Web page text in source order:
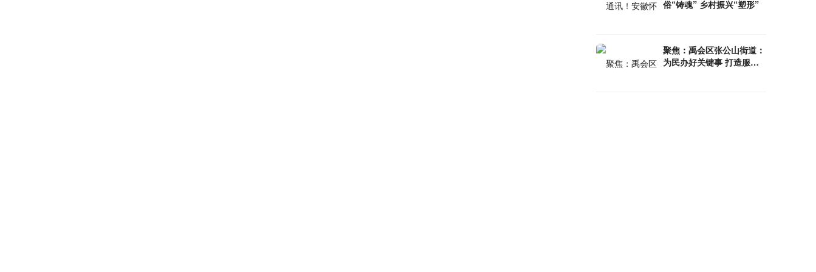
俗“铸魂” 乡村振兴“塑形”
聚焦：禹会区张公山街道：
为民办好关键事 打造服务